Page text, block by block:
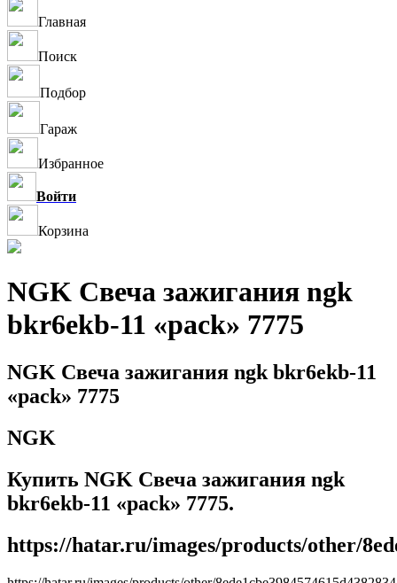
Главная
Поиск
Подбор
Гараж
Избранное
Войти
Корзина
NGK Свеча зажигания ngk
bkr6ekb-11 «pack» 7775
NGK Свеча зажигания ngk bkr6ekb-11
«pack» 7775
NGK
Купить NGK Свеча зажигания ngk
bkr6ekb-11 «pack» 7775.
https://hatar.ru/images/products/other/